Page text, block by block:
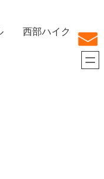
西部ハイク